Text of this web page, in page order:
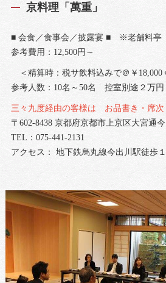
京料理「萬重」
■ 会食／食事会／披露宴 ■ ※老舗料亭
参考費用：12,500円～
＜精算時：税サ飲料込みで＠￥18,000
参考人数：10名～50名 控室別途２万円
三々九度経由の客様は お品書き・席
〒602-8438 京都府京都市上京区大宮通
TEL：075-441-2131
アクセス： 地下鉄烏丸線今出川駅徒歩